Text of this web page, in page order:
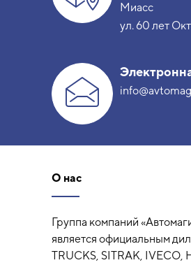
Миасс
ул. 60 лет
О нас
Группа компаний
является официальным
TRUCKS, SITRAK, IVECO,